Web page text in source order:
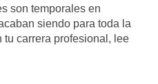
son temporales en
siendo para toda la
carrera profesional, lee